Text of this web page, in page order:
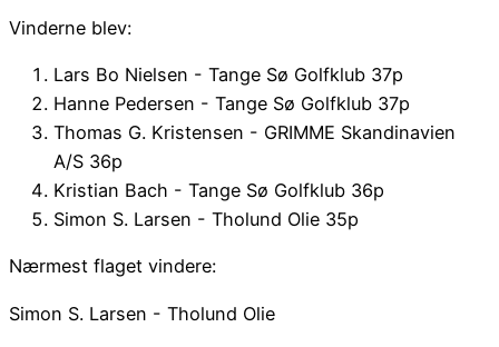
Vinderne blev:
Lars Bo Nielsen - Tange Sø Golfklub 37p
Hanne Pedersen - Tange Sø Golfklub 37p
Thomas G. Kristensen - GRIMME Skandinavien
A/S 36p
Kristian Bach - Tange Sø Golfklub 36p
Simon S. Larsen - Tholund Olie 35p
Nærmest flaget vindere:
Simon S. Larsen - Tholund Olie